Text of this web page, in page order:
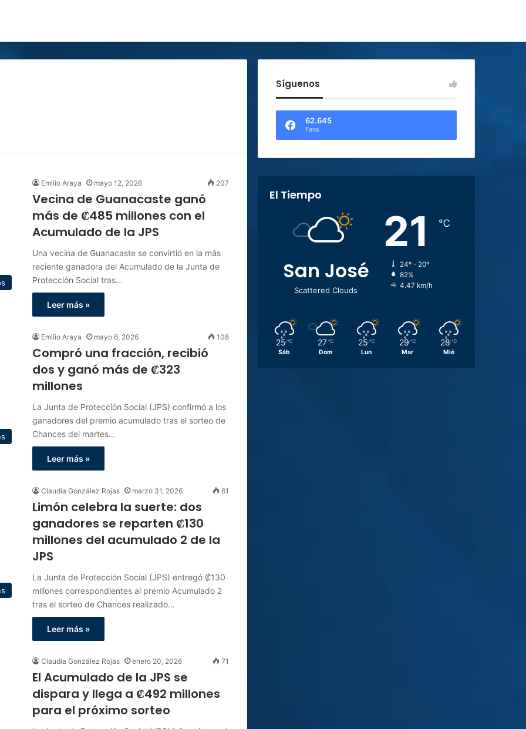
Emilio Araya mayo 12, 2026 207
Vecina de Guanacaste ganó
más de ₡485 millones con el
Acumulado de la JPS
Una vecina de Guanacaste se convirtió en la más
reciente ganadora del Acumulado de la Junta de
Protección Social tras…
Leer más »
Emilio Araya mayo 6, 2026 108
Compró una fracción, recibió
dos y ganó más de ₡323
millones
La Junta de Protección Social (JPS) confirmó a los
ganadores del premio acumulado tras el sorteo de
Chances del martes…
Leer más »
Claudia González Rojas marzo 31, 2026 61
Limón celebra la suerte: dos
ganadores se reparten ₡130
millones del acumulado 2 de la
JPS
La Junta de Protección Social (JPS) entregó ₡130
millones correspondientes al premio Acumulado 2
tras el sorteo de Chances realizado…
Leer más »
Claudia González Rojas enero 20, 2026 71
El Acumulado de la JPS se
dispara y llega a ₡492 millones
para el próximo sorteo
Síguenos
62.645
Fans
El Tiempo
San José
Scattered Clouds
21 ℃
24º - 20º
82%
4.47 km/h
25 ℃
Sáb
27 ℃
Dom
25 ℃
Lun
29 ℃
Mar
28 ℃
Mié